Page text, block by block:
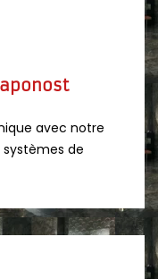
avec notre
de